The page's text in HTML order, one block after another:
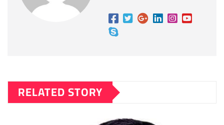
RELATED STORY